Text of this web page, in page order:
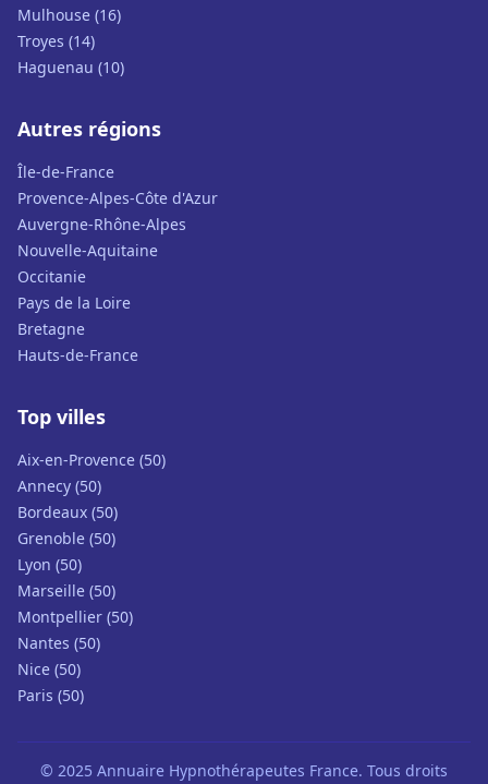
Mulhouse (16)
Troyes (14)
Haguenau (10)
Autres régions
Île-de-France
Provence-Alpes-Côte d'Azur
Auvergne-Rhône-Alpes
Nouvelle-Aquitaine
Occitanie
Pays de la Loire
Bretagne
Hauts-de-France
Top villes
Aix-en-Provence (50)
Annecy (50)
Bordeaux (50)
Grenoble (50)
Lyon (50)
Marseille (50)
Montpellier (50)
Nantes (50)
Nice (50)
Paris (50)
© 2025 Annuaire Hypnothérapeutes France. Tous droits